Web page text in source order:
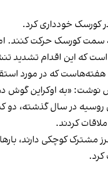
کورسک خودداری کرد.
سمت کورسک حرکت کنند.
است که این اقدام
هفته‌هاست که در مورد
نوشت: «به اوکراین
در سال گذشته، دو
کردند.
مشترک کوچکی دارند،